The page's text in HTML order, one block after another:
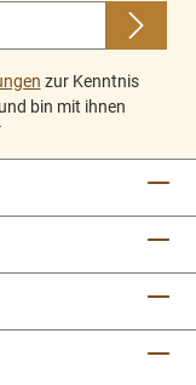
zur Kenntnis
bin mit ihnen